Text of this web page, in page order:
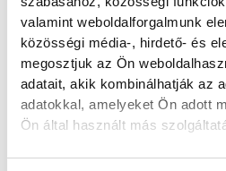
valamint weboldalforgalmunk
közösségi média-, hirdető- és
megosztjuk az Ön
adatait, akik kombinálhatják az
adatokkal, amelyeket Ön adott
Ön által használt más
kreált valóság helyett
valós értékek
Kammerer, egyetértve
kiegészítette
tudnék mit mondani a